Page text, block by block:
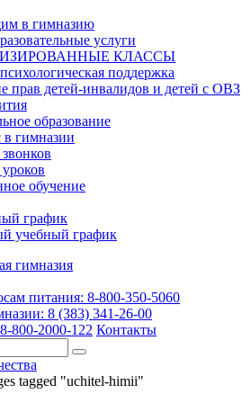
в гимназию
услуги
КЛАССЫ
поддержка
прав детей-инвалидов и детей с ОВЗ
образование
гимназии
обучение
график
учебный график
питания: 8-800-350-5060
8 (383) 341-26-00
800-2000-122 Контакты
tagged "uchitel-himii"